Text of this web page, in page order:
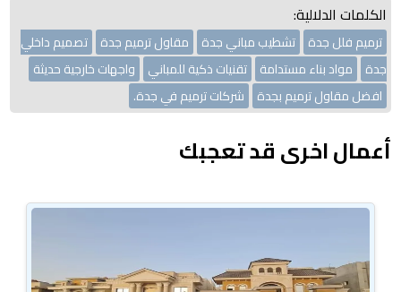
الكلمات الدلالية:
ترميم فلل جدة تشطيب مباني جدة مقاول ترميم جدة تصميم داخلي
جدة
مواد بناء مستدامة تقنيات ذكية للمباني
واجهات خارجية حديثة
افضل مقاول ترميم بجدة
شركات ترميم في جدة.
أعمال اخرى قد تعجبك